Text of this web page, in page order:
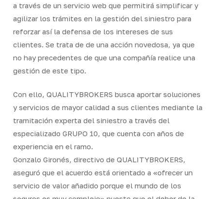
a través de un servicio web que permitirá simplificar y
agilizar los trámites en la gestión del siniestro para
reforzar así la defensa de los intereses de sus
clientes. Se trata de de una acción novedosa, ya que
no hay precedentes de que una compañía realice una
gestión de este tipo.
Con ello, QUALITYBROKERS busca aportar soluciones
y servicios de mayor calidad a sus clientes mediante la
tramitación experta del siniestro a través del
especializado GRUPO 10, que cuenta con años de
experiencia en el ramo.
Gonzalo Gironés, directivo de QUALITYBROKERS,
aseguró que el acuerdo está orientado a «ofrecer un
servicio de valor añadido porque el mundo de los